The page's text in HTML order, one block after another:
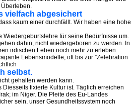
Überleben.
vielfach abgesichert
kaum einer durchfällt. Wir haben eine hohe
für seine Bedürfnisse um.
dahin, nicht wiedergeboren zu werden. In
irdischen Leben noch mehr zu erleben.
Lebensmodelle, oft bis zur ”Zelebration
selbst.
gehalten werden kann.
fixierte Kultur ist. Täglich erreichen
im Niger. Die Pleite des Eu-Landes
sein, unser Gesundheitssystem noch